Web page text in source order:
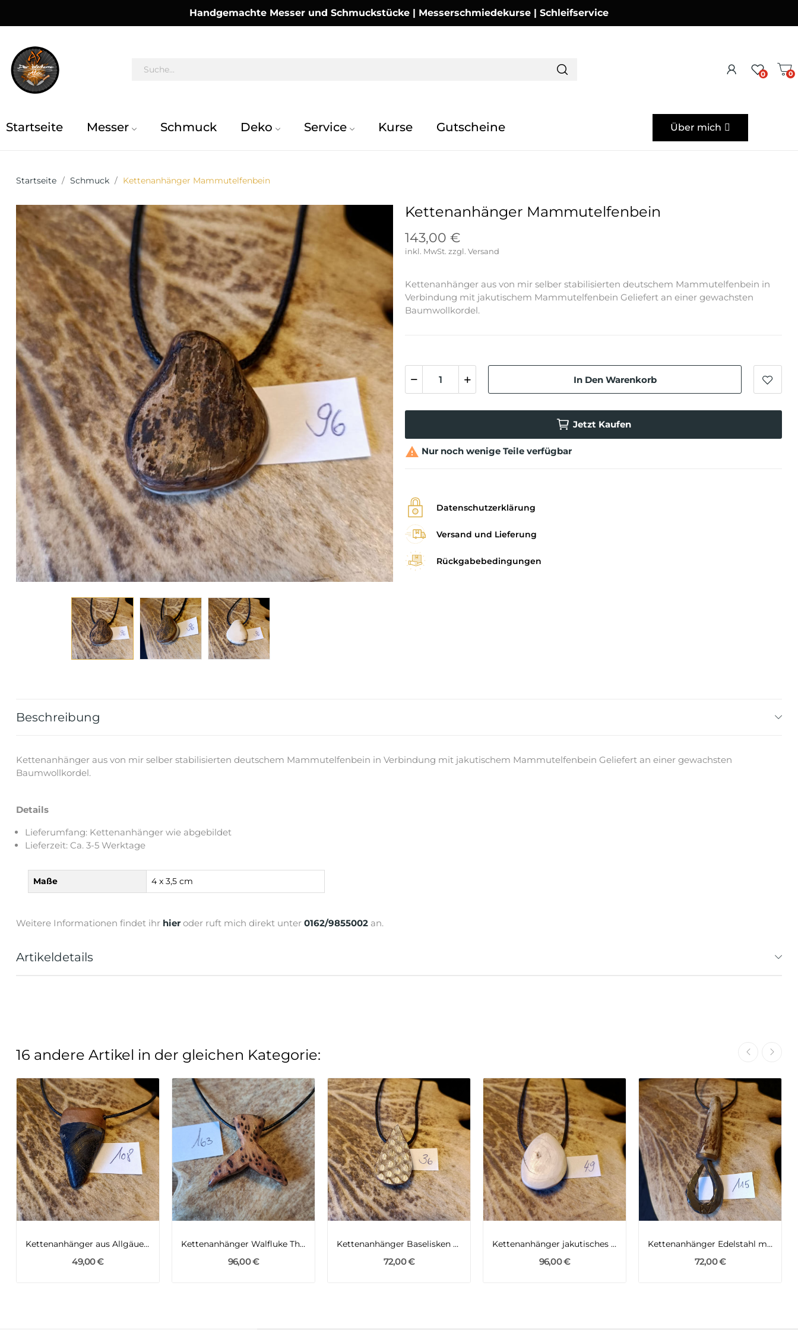
Handgemachte Messer und Schmuckstücke | Messerschmiedekurse | Schleifservice
0 0
Startseite Messer Schmuck Deko Service Kurse Gutscheine Über mich
Startseite Schmuck Kettenanhänger Mammutelfenbein
Kettenanhänger Mammutelfenbein
143,00 €
inkl. MwSt.
Kettenanhänger aus von mir selber stabilisierten deutschem Mammutelfenbein in
Verbindung mit jakutischem Mammutelfenbein Geliefert an einer gewachsten
Baumwollkordel.
In Den Warenkorb
Jetzt Kaufen
 Nur noch wenige Teile verfügbar
Datenschutzerklärung
Versand und Lieferung
Rückgabebedingungen
Beschreibung
Kettenanhänger aus von mir selber stabilisierten deutschem Mammutelfenbein in Verbindung mit jakutischem Mammutelfenbein Geliefert an einer gewachsten
Baumwollkordel.
Details
Lieferumfang: Kettenanhänger wie abgebildet
Lieferzeit: Ca. 3-5 Werktage
Maße 4 x 3,5 cm
Weitere Informationen findet ihr hier oder ruft mich direkt unter 0162/9855002 an.
Artikeldetails
16 andere Artikel in der gleichen Kategorie:
Kettenanhänger aus Allgäuer Gamshuf
49,00 €
Kettenanhänger Walfluke Thuja mit Flusseiche
96,00 €
Kettenanhänger Baselisken Klapperschlange
72,00 €
Kettenanhänger jakutisches Mammutelfenbein und...
96,00 €
Kettenanhänger Edelstahl mit Rothirsch
72,00 €